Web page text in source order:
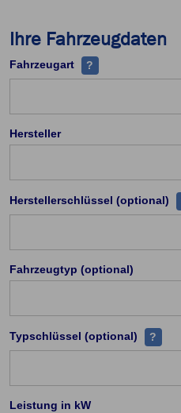
Ihre Fahrzeugdaten
Fahrzeugart Handelt es sich
?
Hersteller
Herstellerschlüssel (optional)
Fahrzeugtyp (optional)
Typschlüssel (optional) Jeder
?
Leistung in kW